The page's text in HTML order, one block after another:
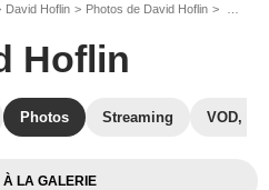
David Hoflin Photos de David Hoflin
Hoflin
Photos Streaming VOD,
À LA GALERIE